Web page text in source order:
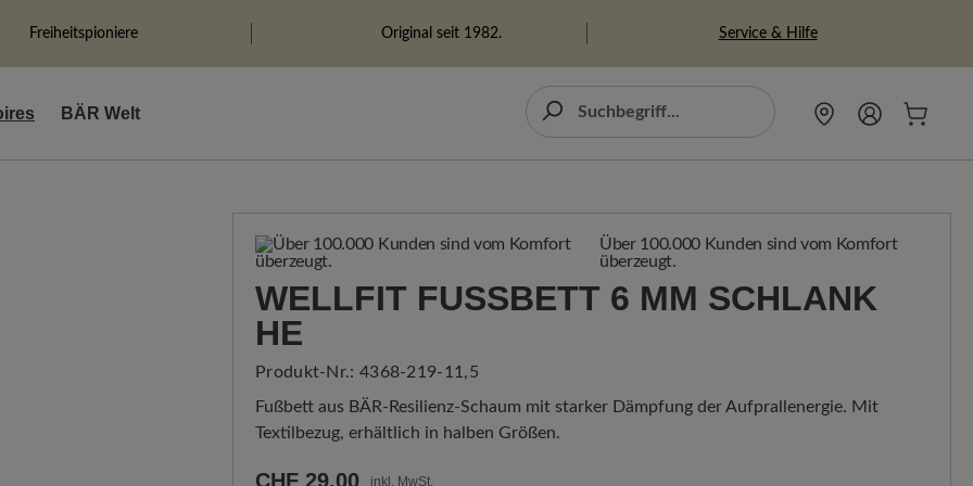
Freiheitspioniere Original seit 1982. Service & Hilfe
BÄR Welt
Über 100.000 Kunden sind vom Komfort
überzeugt.
WELLFIT FUSSBETT 6 MM SCHLANK H
E
Produkt-Nr.: 4368-219-11,5
Fußbett aus BÄR-Resilienz-Schaum mit starker Dämpfung der Aufprallenergie. Mit
Textilbezug, erhältlich in halben Größen.
CHF 29.00 inkl. MwSt.